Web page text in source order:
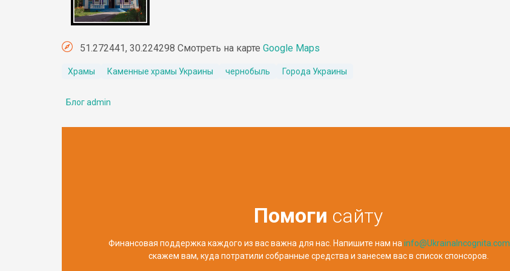
51.272441, 30.224298 Смотреть на карте Google Maps
Храмы Каменные храмы Украины чернобыль Города Украины
Блог admin
Помоги сайту
Финансовая поддержка каждого из вас важна для нас. Напишите нам на info@UkrainaIncognita.com
скажем вам, куда потратили собранные средства и занесем вас в список спонсоров.